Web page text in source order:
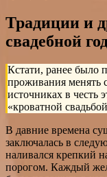
Традиции и
свадебной
Кстати, ранее было
проживания менять
источниках в честь
«кроватной
В давние времена
заключалась в
наливался крепкий
порогом. Каждый